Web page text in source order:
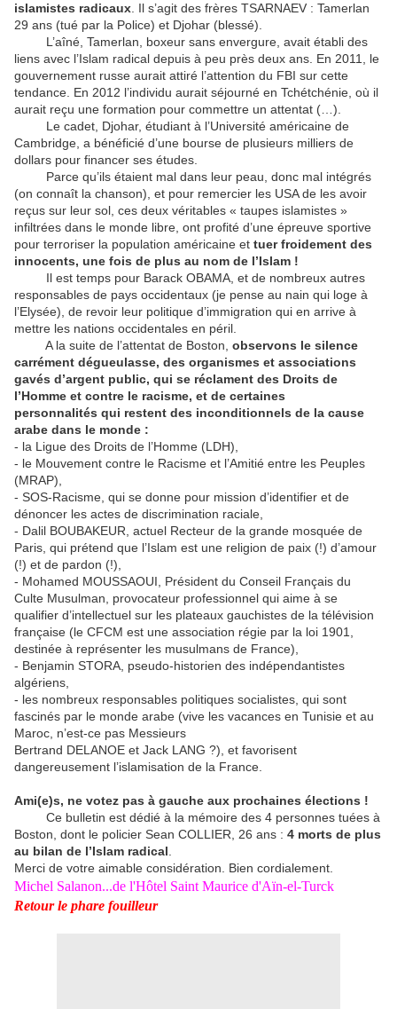
islamistes radicaux . Il s’agit des frères TSARNAEV : Tamerlan
29 ans (tué par la Police) et Djohar (blessé).
L’aîné, Tamerlan, boxeur sans envergure, avait établi des
liens avec l’Islam radical depuis à peu près deux ans. En 2011, le
gouvernement russe aurait attiré l’attention du FBI sur cette
tendance. En 2012 l’individu aurait séjourné en Tchétchénie, où il
aurait reçu une formation pour commettre un attentat (…).
Le cadet, Djohar, étudiant à l’Université américaine de
Cambridge, a bénéficié d’une bourse de plusieurs milliers de
dollars pour financer ses études.
Parce qu’ils étaient mal dans leur peau, donc mal intégrés
(on connaît la chanson), et pour remercier les USA de les avoir
reçus sur leur sol, ces deux véritables « taupes islamistes »
infiltrées dans le monde libre, ont profité d’une épreuve sportive
pour terroriser la population américaine et tuer froidement des
innocents, une fois de plus au nom de l’Islam !
Il est temps pour Barack OBAMA, et de nombreux autres
responsables de pays occidentaux (je pense au nain qui loge à
l’Elysée), de revoir leur politique d’immigration qui en arrive à
mettre les nations occidentales en péril.
A la suite de l’attentat de Boston, observons le silence
carrément dégueulasse, des organismes et associations
gavés d’argent public, qui se réclament des Droits de
l’Homme et contre le racisme, et de certaines
personnalités qui restent des inconditionnels de la cause
arabe dans le monde :
- la Ligue des Droits de l’Homme (LDH),
- le Mouvement contre le Racisme et l’Amitié entre les Peuples
(MRAP),
- SOS-Racisme, qui se donne pour mission d’identifier et de
dénoncer les actes de discrimination raciale,
- Dalil BOUBAKEUR, actuel Recteur de la grande mosquée de
Paris, qui prétend que l’Islam est une religion de paix (!) d’amour
(!) et de pardon (!),
- Mohamed MOUSSAOUI, Président du Conseil Français du
Culte Musulman, provocateur professionnel qui aime à se
qualifier d’intellectuel sur les plateaux gauchistes de la télévision
française (le CFCM est une association régie par la loi 1901,
destinée à représenter les musulmans de France),
- Benjamin STORA, pseudo-historien des indépendantistes
algériens,
- les nombreux responsables politiques socialistes, qui sont
fascinés par le monde arabe (vive les vacances en Tunisie et au
Maroc, n’est-ce pas Messieurs
Bertrand DELANOE et Jack LANG ?), et favorisent
dangereusement l’islamisation de la France.
Ami(e)s, ne votez pas à gauche aux prochaines élections !
Ce bulletin est dédié à la mémoire des 4 personnes tuées à
Boston, dont le policier Sean COLLIER, 26 ans : 4 morts de plus
au bilan de l’Islam radical
Merci de votre aimable considération. Bien cordialement.
Michel Salanon...de l'Hôtel Saint Maurice d'Aïn-el-Turck
Retour le phare fouilleur